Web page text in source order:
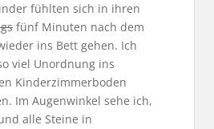
fühlten sich in ihren
fünf Minuten nach dem
ins Bett gehen. Ich
viel Unordnung ins
Kinderzimmerboden
Im Augenwinkel sehe ich,
alle Steine in